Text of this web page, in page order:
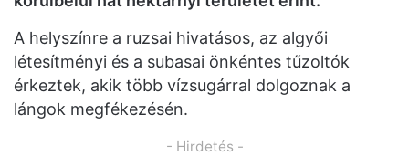
A helyszínre a ruzsai hivatásos, az algyői
létesítményi és a subasai önkéntes tűzoltók
érkeztek, akik több vízsugárral dolgoznak a
lángok megfékezésén.
- Hirdetés -